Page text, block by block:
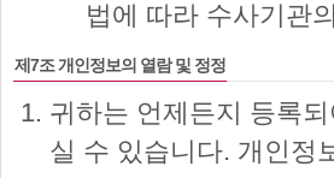
법에 따라 수사기관
제7조 개인정보의 열람 및 정정
귀하는 언제든지 등록
실 수 있습니다. 개인정